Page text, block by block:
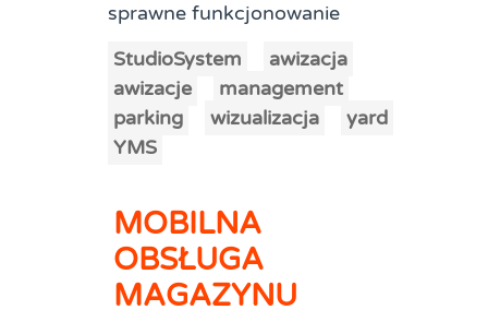
sprawne funkcjonowanie
StudioSystem
awizacja
awizacje
management
parking
wizualizacja
yard
YMS
MOBILNA
OBSŁUGA
MAGAZYNU